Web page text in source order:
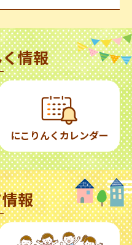
情報
にこりんくカレンダー
報